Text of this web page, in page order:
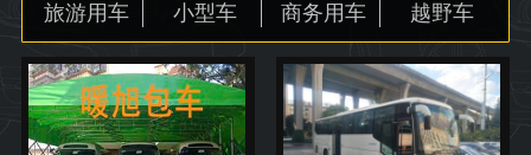
旅游用车 小型车 商务用车 越野车